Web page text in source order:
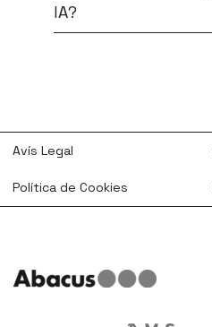
IA?
Avís Legal
Política de Cookies